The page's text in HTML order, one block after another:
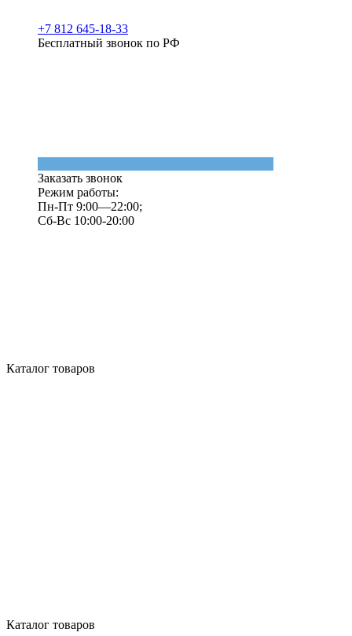
+7 812 645-18-33
Бесплатный звонок по РФ
Заказать звонок
Режим работы:
Пн-Пт 9:00—22:00;
Сб-Вс 10:00-20:00
Каталог товаров
Каталог товаров